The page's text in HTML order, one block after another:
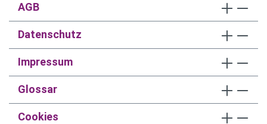
AGB
Datenschutz
Impressum
Glossar
Cookies